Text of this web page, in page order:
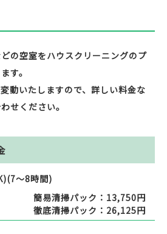
の空室をハウスクリーニングのプ
す。
動いたしますので、詳しい料金な
せください。
～8時間)
簡易清掃パック：13,750円
徹底清掃パック：26,125円